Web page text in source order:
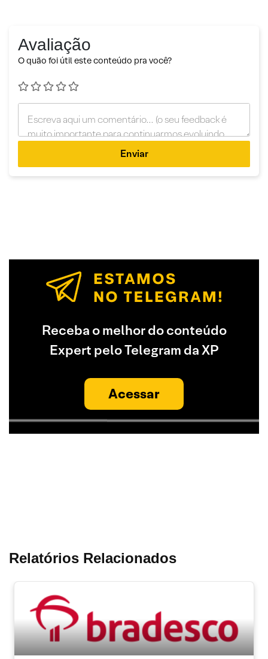
Avaliação
O quão foi útil este conteúdo pra você?
Enviar
Receba o melhor do conteúdo
Expert pelo Telegram da XP
Acessar
Relatórios Relacionados